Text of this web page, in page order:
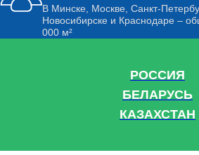
В Минске, Москве, Санкт-
Новосибирске и Краснодаре –
000 м²
РОССИЯ
БЕЛАРУСЬ
КАЗАХСТАН